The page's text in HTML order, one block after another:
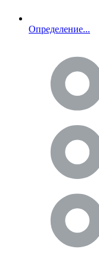
Определение...